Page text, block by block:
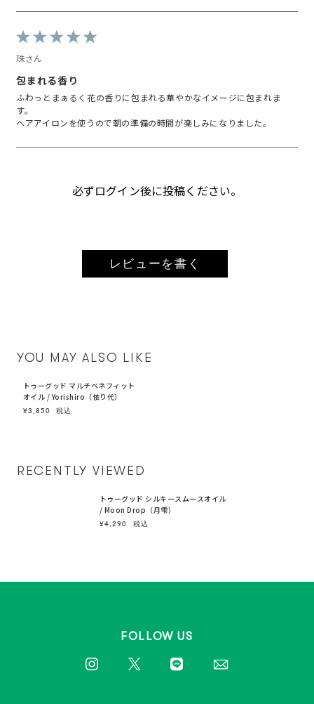
珠さん
包まれる香り
ふわっとまぁるく花の香りに包まれる華やかなイメージに包まれま
す。
ヘアアイロンを使うので朝の準備の時間が楽しみになりました。
必ずログイン後に投稿ください。
レビューを書く
YOU MAY ALSO LIKE
トゥーグッド マルチベネフィット
オイル / Yorishiro（依り代）
¥3,850 税込
RECENTLY VIEWED
トゥーグッド シルキースムースオイル
/ Moon Drop（月雫）
¥4,290 税込
FOLLOW US